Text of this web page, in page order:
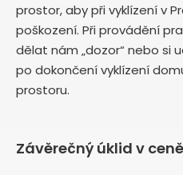
prostor, aby při vyklízení v
poškození. Při provádění
dělat nám „dozor“ nebo si
po dokončení vyklízení
prostoru.
Závěrečný úklid v